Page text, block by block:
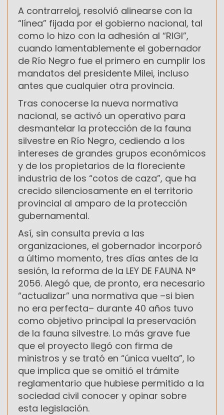
A contrarreloj, resolvió alinearse con la
“línea” fijada por el gobierno nacional, tal
como lo hizo con la adhesión al “RIGI”,
cuando lamentablemente el gobernador
de Río Negro fue el primero en cumplir los
mandatos del presidente Milei, incluso
antes que cualquier otra provincia.
Tras conocerse la nueva normativa
nacional, se activó un operativo para
desmantelar la protección de la fauna
silvestre en Río Negro, cediendo a los
intereses de grandes grupos económicos
y de los propietarios de la floreciente
industria de los “cotos de caza”, que ha
crecido silenciosamente en el territorio
provincial al amparo de la protección
gubernamental.
Así, sin consulta previa a las
organizaciones, el gobernador incorporó
a último momento, tres días antes de la
sesión, la reforma de la LEY DE FAUNA N°
2056. Alegó que, de pronto, era necesario
“actualizar” una normativa que –si bien
no era perfecta– durante 40 años tuvo
como objetivo principal la preservación
de la fauna silvestre. Lo más grave fue
que el proyecto llegó con firma de
ministros y se trató en “única vuelta”, lo
que implica que se omitió el trámite
reglamentario que hubiese permitido a la
sociedad civil conocer y opinar sobre
esta legislación.